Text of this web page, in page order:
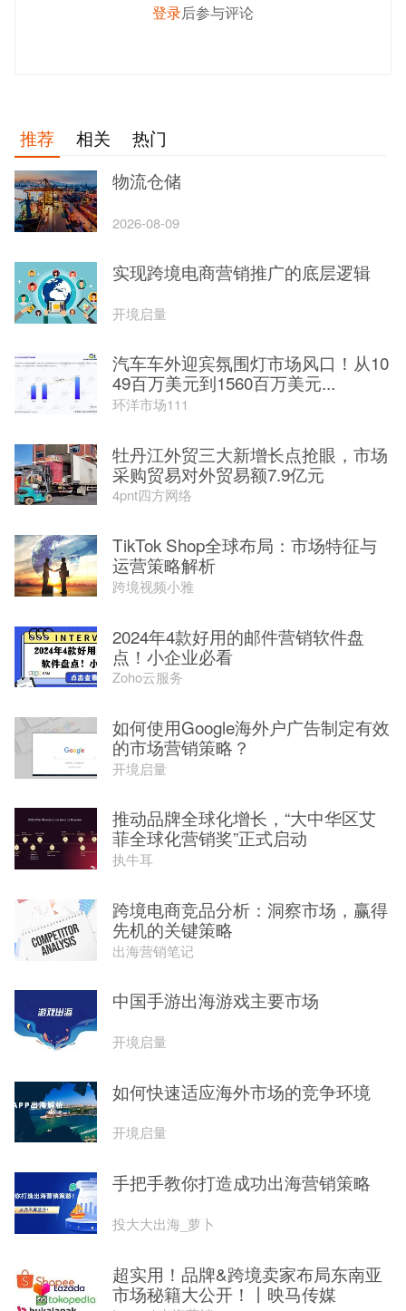
登录后参与评论
推荐 相关
热门
物流仓储
2026-08-09
实现跨境电商营销推广的底层逻辑
开境启量
汽车车外迎宾氛围灯市场风口！从10
49百万美元到1560百万美元...
环洋市场111
牡丹江外贸三大新增长点抢眼，市场
采购贸易对外贸易额7.9亿元
4pnt四方网络
TikTok Shop全球布局：市场特征与
运营策略解析
跨境视频小雅
2024年4款好用的邮件营销软件盘
点！小企业必看
Zoho云服务
如何使用Google海外户广告制定有效
的市场营销策略？
开境启量
推动品牌全球化增长，“大中华区艾
菲全球化营销奖”正式启动
执牛耳
跨境电商竞品分析：洞察市场，赢得
先机的关键策略
出海营销笔记
中国手游出海游戏主要市场
开境启量
如何快速适应海外市场的竞争环境
开境启量
手把手教你打造成功出海营销策略
投大大出海_萝卜
超实用！品牌&跨境卖家布局东南亚
市场秘籍大公开！丨映马传媒